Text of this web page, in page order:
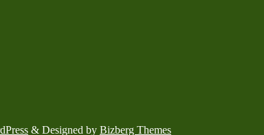
& Designed by Bizberg Themes